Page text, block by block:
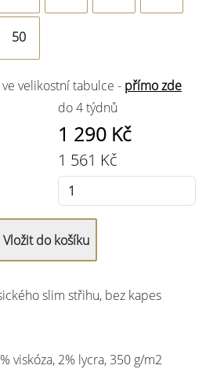
50
velikostní tabulce - přímo zde
do 4 týdnů
1 290 Kč
1 561 Kč
slim střihu, bez kapes
viskóza, 2% lycra, 350 g/m2